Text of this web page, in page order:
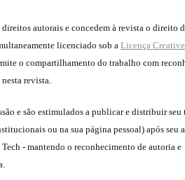
direitos autorais e concedem à revista o direito
licenciado sob a Licença Creative
o compartilhamento do trabalho com
revista.
e são estimulados a publicar e distribuir seu
ou na sua página pessoal) após seu
- mantendo o reconhecimento de autoria e